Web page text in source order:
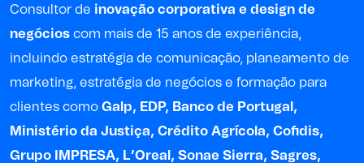
Consultor de inovação corporativa e design de
negócios com mais de 15 anos de experiência,
incluindo estratégia de comunicação, planeamento de
marketing, estratégia de negócios e formação para
clientes como Galp, EDP, Banco de Portugal,
Ministério da Justiça, Crédito Agrícola, Cofidis,
Grupo IMPRESA, L’Oreal, Sonae Sierra, Sagres,